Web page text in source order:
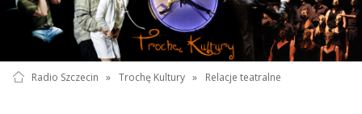
Radio Szczecin » Trochę Kultury » Relacje teatralne